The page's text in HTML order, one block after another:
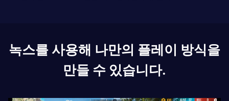
녹스를 사용해 나만의 플레이 방식을
만들 수 있습니다.